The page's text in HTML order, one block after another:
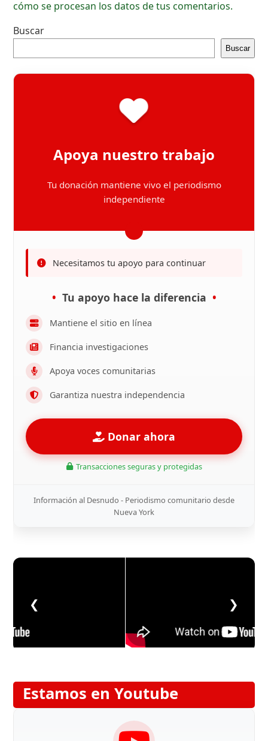
cómo se procesan los datos de tus comentarios.
Buscar
Buscar
Apoya nuestro trabajo
Tu donación mantiene vivo el periodismo
independiente
Necesitamos tu apoyo para continuar
Tu apoyo hace la diferencia
Mantiene el sitio en línea
Financia investigaciones
Apoya voces comunitarias
Garantiza nuestra independencia
Donar ahora
Transacciones seguras y protegidas
Información al Desnudo - Periodismo comunitario desde
Nueva York
❮ ❯
Estamos en Youtube